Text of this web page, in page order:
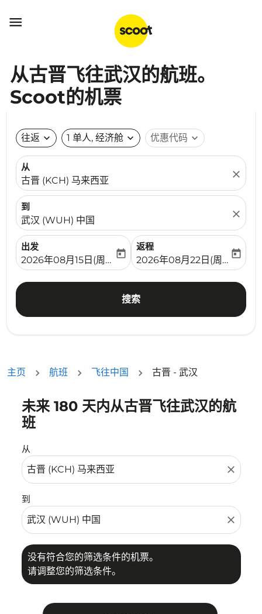

从古晋飞往武汉的航班。
Scoot的机票
往返 expand_more 1 单人, 经济舱 expand_more 优惠代码 expand_more
从
古晋 (KCH) 马来西亚
close
到
武汉 (WUH) 中国
close
出发
fc-booking-departure-date-aria-label
2026年08月15日(周六)
today
返程
fc-booking-return-date-
2026年08月22日(周六)
today
搜索
主页 航班 飞往中国 古晋 - 武汉
未来 180 天内从古晋飞往武汉的航
班
从
close
到
close
没有符合您的筛选条件的机票。
请调整您的筛选条件。
没有符合您的筛选条件的机票。请调整您的筛选条件。